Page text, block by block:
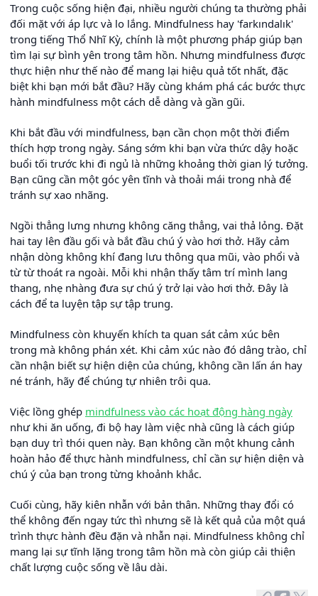
Trong cuộc sống hiện đại, nhiều người chúng ta thường phải
đối mặt với áp lực và lo lắng. Mindfulness hay 'farkındalık'
trong tiếng Thổ Nhĩ Kỳ, chính là một phương pháp giúp bạn
tìm lại sự bình yên trong tâm hồn. Nhưng mindfulness được
thực hiện như thế nào để mang lại hiệu quả tốt nhất, đặc
biệt khi bạn mới bắt đầu? Hãy cùng khám phá các bước thực
hành mindfulness một cách dễ dàng và gần gũi.
Khi bắt đầu với mindfulness, bạn cần chọn một thời điểm
thích hợp trong ngày. Sáng sớm khi bạn vừa thức dậy hoặc
buổi tối trước khi đi ngủ là những khoảng thời gian lý tưởng.
Bạn cũng cần một góc yên tĩnh và thoải mái trong nhà để
tránh sự xao nhãng.
Ngồi thẳng lưng nhưng không căng thẳng, vai thả lỏng. Đặt
hai tay lên đầu gối và bắt đầu chú ý vào hơi thở. Hãy cảm
nhận dòng không khí đang lưu thông qua mũi, vào phổi và
từ từ thoát ra ngoài. Mỗi khi nhận thấy tâm trí mình lang
thang, nhẹ nhàng đưa sự chú ý trở lại vào hơi thở. Đây là
cách để ta luyện tập sự tập trung.
Mindfulness còn khuyến khích ta quan sát cảm xúc bên
trong mà không phán xét. Khi cảm xúc nào đó dâng trào, chỉ
cần nhận biết sự hiện diện của chúng, không cần lấn án hay
né tránh, hãy để chúng tự nhiên trôi qua.
Việc lồng ghép mindfulness vào các hoạt động hàng ngày
như khi ăn uống, đi bộ hay làm việc nhà cũng là cách giúp
bạn duy trì thói quen này. Bạn không cần một khung cảnh
hoàn hảo để thực hành mindfulness, chỉ cần sự hiện diện và
chú ý của bạn trong từng khoảnh khắc.
Cuối cùng, hãy kiên nhẫn với bản thân. Những thay đổi có
thể không đến ngay tức thì nhưng sẽ là kết quả của một quá
trình thực hành đều đặn và nhẫn nại. Mindfulness không chỉ
mang lại sự tĩnh lặng trong tâm hồn mà còn giúp cải thiện
chất lượng cuộc sống về lâu dài.